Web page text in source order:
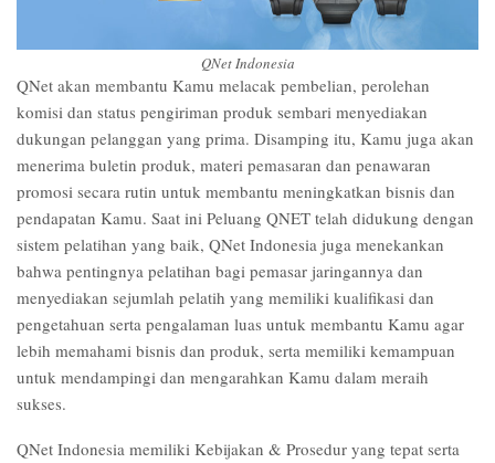
QNet Indonesia
QNet akan membantu Kamu melacak pembelian, perolehan
komisi dan status pengiriman produk sembari menyediakan
dukungan pelanggan yang prima. Disamping itu, Kamu juga akan
menerima buletin produk, materi pemasaran dan penawaran
promosi secara rutin untuk membantu meningkatkan bisnis dan
pendapatan Kamu. Saat ini Peluang QNET telah didukung dengan
sistem pelatihan yang baik, QNet Indonesia juga menekankan
bahwa pentingnya pelatihan bagi pemasar jaringannya dan
menyediakan sejumlah pelatih yang memiliki kualifikasi dan
pengetahuan serta pengalaman luas untuk membantu Kamu agar
lebih memahami bisnis dan produk, serta memiliki kemampuan
untuk mendampingi dan mengarahkan Kamu dalam meraih
sukses.
QNet Indonesia memiliki Kebijakan & Prosedur yang tepat serta